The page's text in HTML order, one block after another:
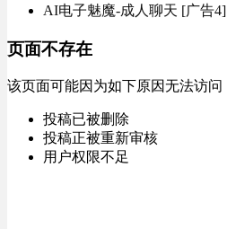
AI电子魅魔-成人聊天 [广告4]
页面不存在
该页面可能因为如下原因无法访问
投稿已被删除
投稿正被重新审核
用户权限不足